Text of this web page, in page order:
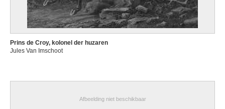
Prins de Croy, kolonel der huzaren
Jules Van Imschoot
Afbeelding niet beschikbaar